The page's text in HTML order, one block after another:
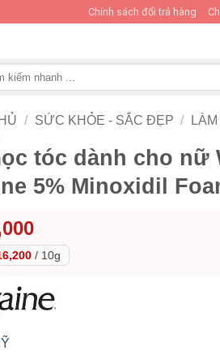
Chính sách đổi trả hàng
/ SỨC KHỎE - SẮC ĐẸP /
tóc dành cho nữ
5% Minoxidil
/ 10g